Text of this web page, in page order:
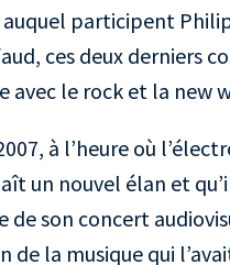
participent
ces deux derniers
avec le rock et la new
à l’heure où
un nouvel élan et
de son concert
de la musique qui